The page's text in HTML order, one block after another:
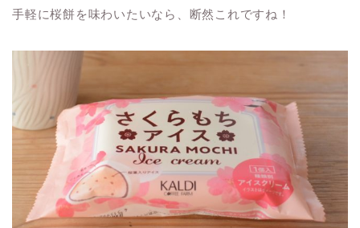
手軽に桜餅を味わいたいなら、断然これですね！